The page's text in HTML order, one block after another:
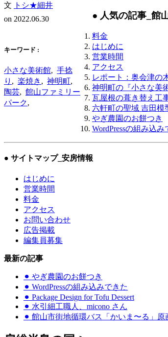
文
トシ★細井
on 2022.06.30
キーワード :
小さな美術館, 手捻
り , 楽焼き , 神明町,
陶芸, 館山ファミリー
パーク,
● 人気の記事 _館
料金
はじめに
営業時間
アクセス
レポート：奥会津の
神明町の『小さな美
瓦屋根の葺き替え工
六軒町の聖域 吉田模
やぎ農園のお餅つき
WordPressの組み込み
● サイトマップ_安房情報
はじめに
営業時間
料金
アクセス
お問い合わせ
広告掲載
編集員募集
最新の記事
⚫︎ やぎ農園のお餅つき
⚫︎ WordPressの組み込みできた
⚫︎ Package Design for Tofu Dessert
⚫︎ 水引細工職人、micono さん
⚫︎ 館山市街地循環バス「かいま〜る」